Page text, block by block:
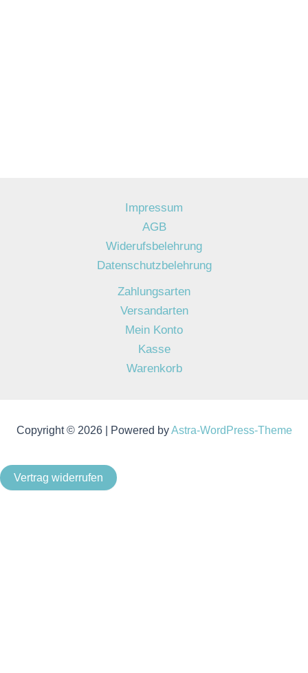
Impressum
AGB
Widerufsbelehrung
Datenschutzbelehrung
Zahlungsarten
Versandarten
Mein Konto
Kasse
Warenkorb
Copyright © 2026 | Powered byAstra-WordPress-Theme
Vertrag widerrufen